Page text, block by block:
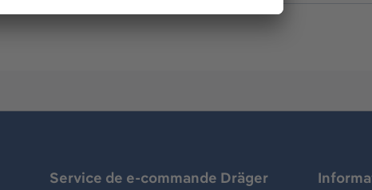
Service de e-commande Dräger